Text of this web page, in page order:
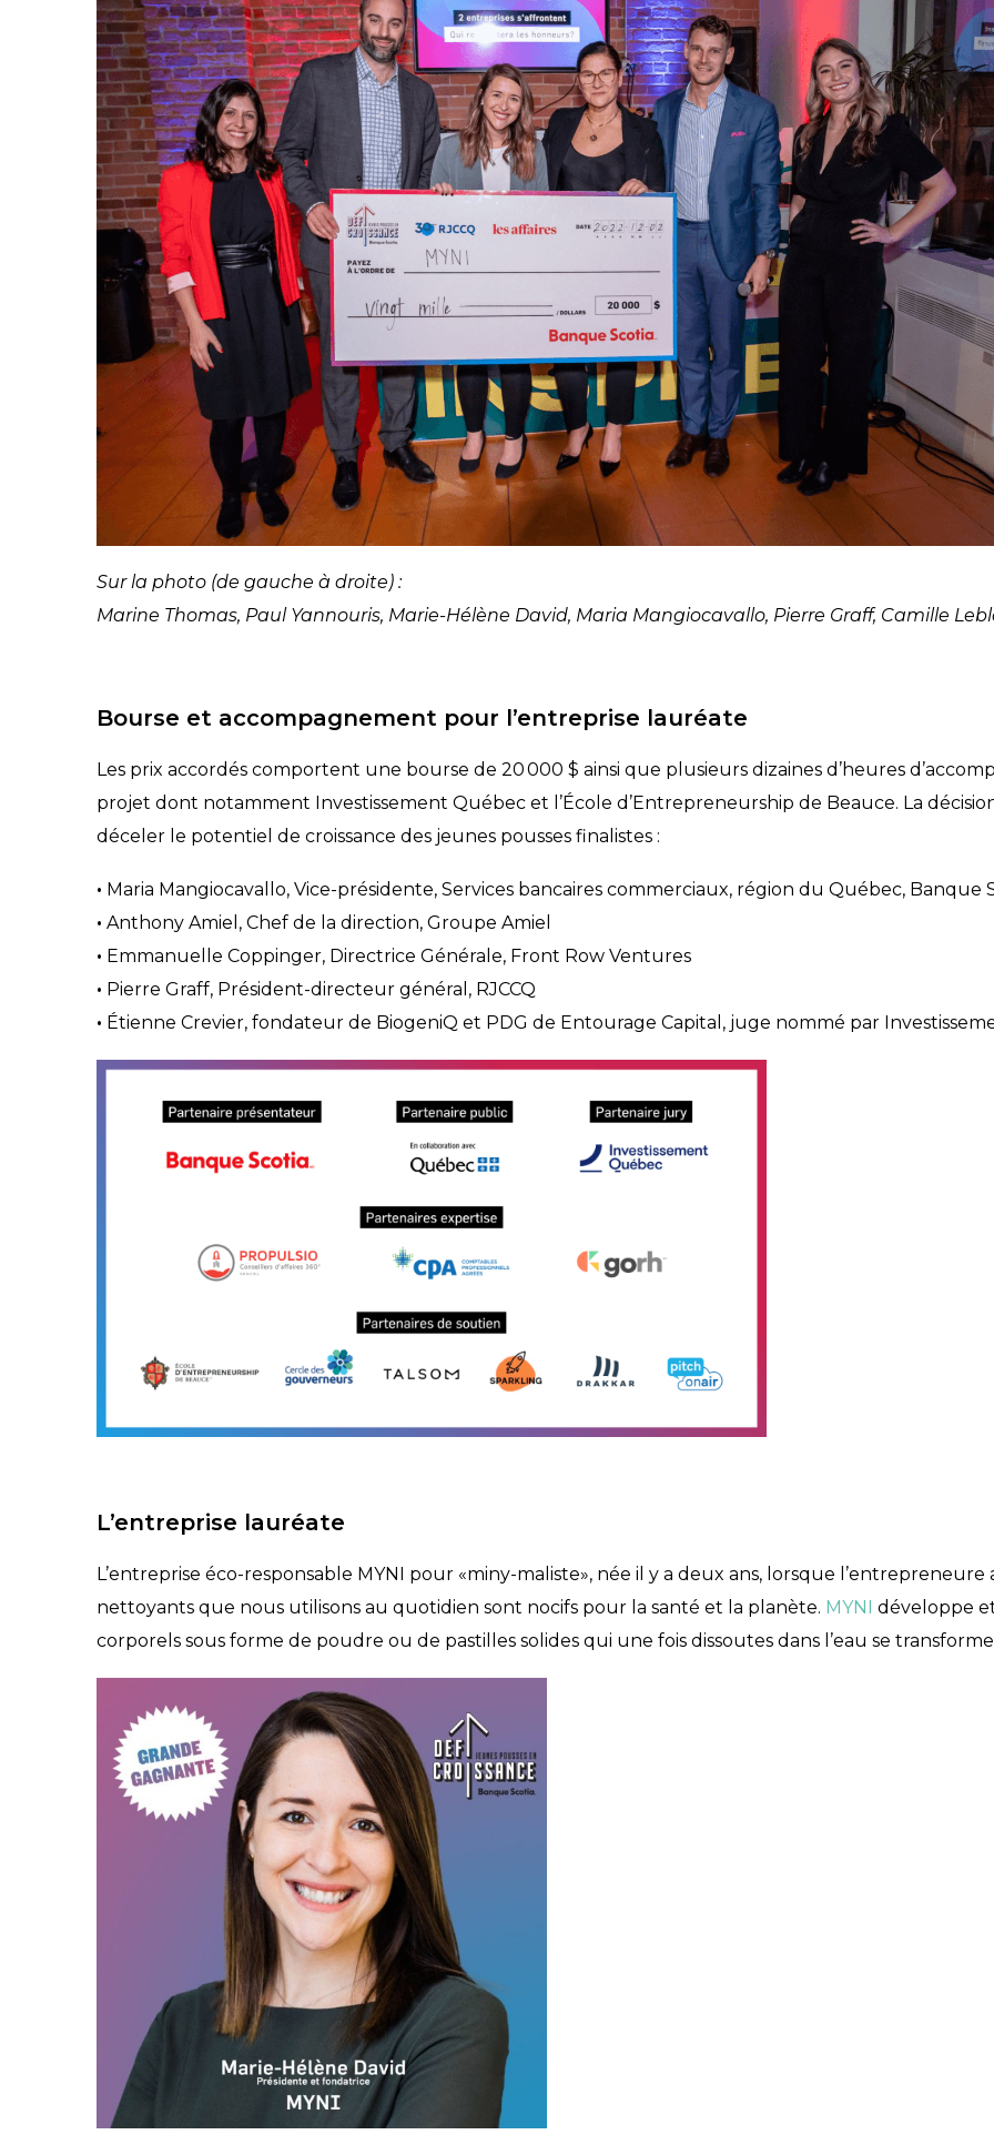
Sur la photo (de gauche à droite) :
Marine Thomas, Paul Yannouris, Marie-Hélène David, Maria Mangiocavallo, Pierre Graff, Camille
Bourse et accompagnement pour l’entreprise lauréate
Les prix accordés comportent une bourse de 20 000 $ ainsi que plusieurs dizaines d’heures
projet dont notamment Investissement Québec et l’École d’Entrepreneurship de Beauce. La
déceler le potentiel de croissance des jeunes pousses finalistes :
• Maria Mangiocavallo, Vice-présidente, Services bancaires commerciaux, région du Québec, Banque
• Anthony Amiel, Chef de la direction, Groupe Amiel
• Emmanuelle Coppinger, Directrice Générale, Front Row Ventures
• Pierre Graff, Président-directeur général, RJCCQ
• Étienne Crevier, fondateur de BiogeniQ et PDG de Entourage Capital, juge nommé par
L’entreprise lauréate
L’entreprise éco-responsable MYNI pour «miny-maliste», née il y a deux ans, lorsque
nettoyants que nous utilisons au quotidien sont nocifs pour la santé et la planète. MYNI développe
corporels sous forme de poudre ou de pastilles solides qui une fois dissoutes dans l’eau se